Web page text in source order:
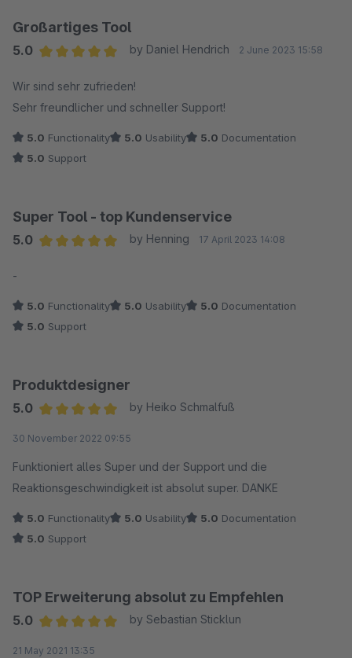
Großartiges Tool
5.0
by Daniel Hendrich 2 June 2023 15:58
Wir sind sehr zufrieden!
Sehr freundlicher und schneller Support!
5.0 Functionality 5.0 Usability 5.0 Documentation
5.0 Support
Super Tool - top Kundenservice
5.0
by Henning 17 April 2023 14:08
-
5.0 Functionality 5.0 Usability 5.0 Documentation
5.0 Support
Produktdesigner
5.0
by Heiko Schmalfuß
30 November 2022 09:55
Funktioniert alles Super und der Support und die
Reaktionsgeschwindigkeit ist absolut super. DANKE
5.0 Functionality 5.0 Usability 5.0 Documentation
5.0 Support
TOP Erweiterung absolut zu Empfehlen
5.0
by Sebastian Sticklun
21 May 2021 13:35